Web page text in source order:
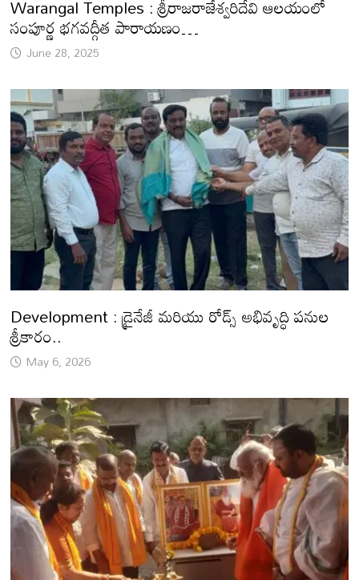
Warangal Temples : శ్రీరాజరాజేశ్వరిదేవి ఆలయంలో
సంపూర్ణ భగవద్గీత పారాయణం…
June 28, 2025
Development : డ్రైనేజీ మరియు రోడ్స్ అభివృద్ధి పనుల
శ్రీకారం..
May 6, 2026